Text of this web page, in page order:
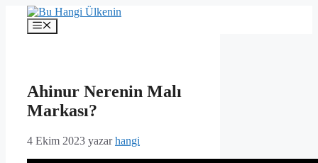
İçeriğe
Menü
Ahinur Nerenin Malı
Markası?
4 Ekim 2023 yazarhangi